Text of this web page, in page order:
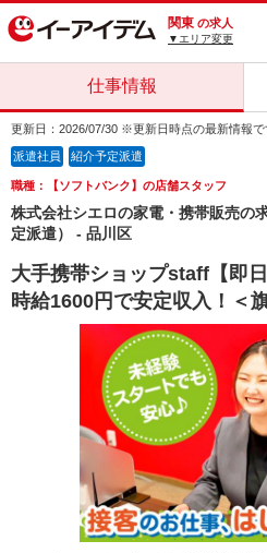
関東 の求人
▼エリア変更
仕事情報
更新日：2026/07/30 ※更新日時点の最新情報で
派遣社員 紹介予定派遣
職種：【ソフトバンク】の店舗スタッフ
株式会社シエロの家電・携帯販売の
定派遣） - 品川区
大手携帯ショップstaff【即
時給1600円で安定収入！＜